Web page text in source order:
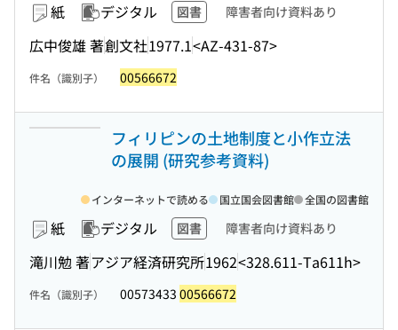
紙 デジタル 図書 障害者向け資料あり
広中俊雄 著創文社1977.1<AZ-431-87>
件名（識別子） 00566672
フィリピンの土地制度と小作立法
の展開 (研究参考資料)
紙 デジタル 図書 障害者向け資料あり
滝川勉 著アジア経済研究所1962<328.611-Ta611h>
インターネットで読める 国立国会図書館 全国の図書館
件名（識別子） 00573433 00566672